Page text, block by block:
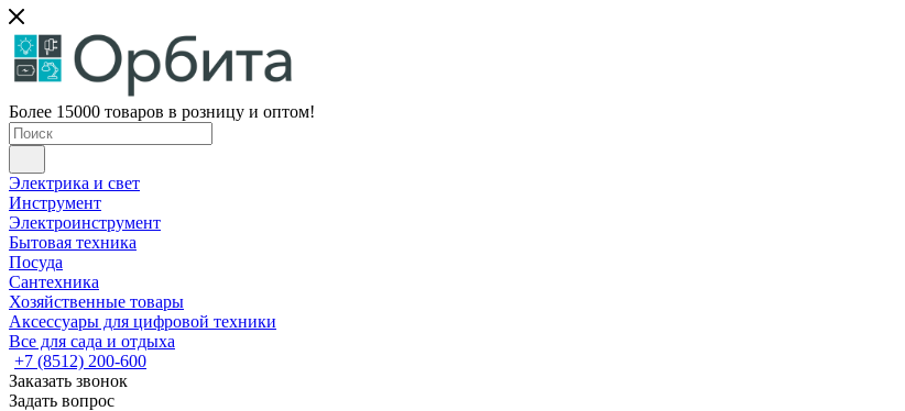
Более 15000 товаров в розницу и оптом!
Электрика и свет
Инструмент
Электроинструмент
Бытовая техника
Посуда
Сантехника
Хозяйственные товары
Аксессуары для цифровой техники
Все для сада и отдыха
+7 (8512) 200-600
Заказать звонок
Задать вопрос